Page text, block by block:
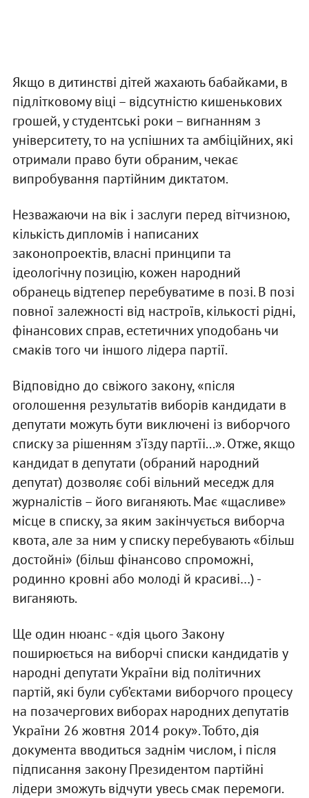
Якщо в дитинстві дітей жахають бабайками, в
підлітковому віці – відсутністю кишенькових
грошей, у студентські роки – вигнанням з
університету, то на успішних та амбіційних, які
отримали право бути обраним, чекає
випробування партійним диктатом.
Незважаючи на вік і заслуги перед вітчизною,
кількість дипломів і написаних
законопроектів, власні принципи та
ідеологічну позицію, кожен народний
обранець відтепер перебуватиме в позі. В позі
повної залежності від настроїв, кількості рідні,
фінансових справ, естетичних уподобань чи
смаків того чи іншого лідера партії.
Відповідно до свіжого закону, «після
оголошення результатів виборів кандидати в
депутати можуть бути виключені із виборчого
списку за рішенням з’їзду партїі...». Отже, якщо
кандидат в депутати (обраний народний
депутат) дозволяє собі вільний меседж для
журналістів – його виганяють. Має «щасливе»
місце в списку, за яким закінчується виборча
квота, але за ним у списку перебувають «більш
достойні» (більш фінансово спроможні,
родинно кровні або молоді й красиві…) -
виганяють.
Ще один нюанс - «дія цього Закону
поширюється на виборчі списки кандидатів у
народні депутати України від політичних
партій, які були суб’єктами виборчого процесу
на позачергових виборах народних депутатів
України 26 жовтня 2014 року». Тобто, дія
документа вводиться заднім числом, і після
підписання закону Президентом партійні
лідери зможуть відчути увесь смак перемоги.